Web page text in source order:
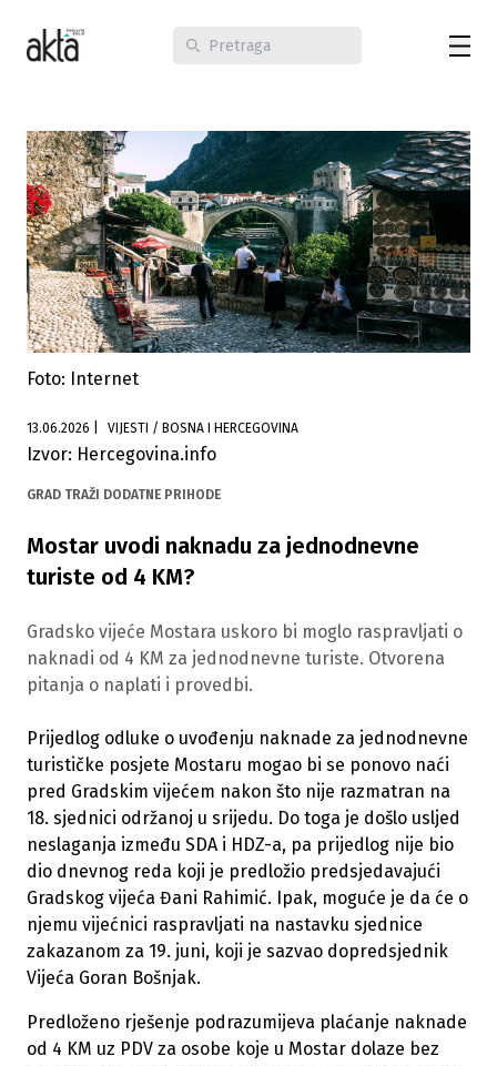
Foto: Internet
13.06.2026 VIJESTI / BOSNA I HERCEGOVINA
Izvor: Hercegovina.info
GRAD TRAŽI DODATNE PRIHODE
Mostar uvodi naknadu za jednodnevne
turiste od 4 KM?
Gradsko vijeće Mostara uskoro bi moglo raspravljati o
naknadi od 4 KM za jednodnevne turiste. Otvorena
pitanja o naplati i provedbi.
Prijedlog odluke o uvođenju naknade za jednodnevne
turističke posjete Mostaru mogao bi se ponovo naći
pred Gradskim vijećem nakon što nije razmatran na
18. sjednici održanoj u srijedu. Do toga je došlo usljed
neslaganja između SDA i HDZ-a, pa prijedlog nije bio
dio dnevnog reda koji je predložio predsjedavajući
Gradskog vijeća Đani Rahimić. Ipak, moguće je da će o
njemu vijećnici raspravljati na nastavku sjednice
zakazanom za 19. juni, koji je sazvao dopredsjednik
Vijeća Goran Bošnjak.
Predloženo rješenje podrazumijeva plaćanje naknade
od 4 KM uz PDV za osobe koje u Mostar dolaze bez